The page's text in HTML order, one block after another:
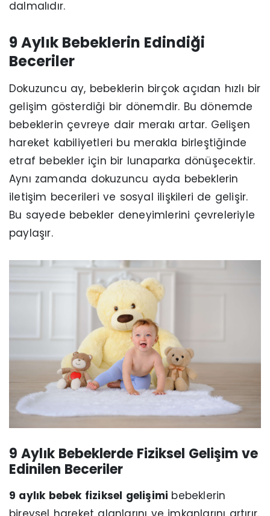
dalmalıdır.
9 Aylık Bebeklerin Edindiği
Beceriler
Dokuzuncu ay, bebeklerin birçok açıdan hızlı bir
gelişim gösterdiği bir dönemdir. Bu dönemde
bebeklerin çevreye dair merakı artar. Gelişen
hareket kabiliyetleri bu merakla birleştiğinde
etraf bebekler için bir lunaparka dönüşecektir.
Aynı zamanda dokuzuncu ayda bebeklerin
iletişim becerileri ve sosyal ilişkileri de gelişir.
Bu sayede bebekler deneyimlerini çevreleriyle
paylaşır.
9 Aylık Bebeklerde Fiziksel Gelişim ve
Edinilen Beceriler
9 aylık bebek fiziksel gelişimi bebeklerin